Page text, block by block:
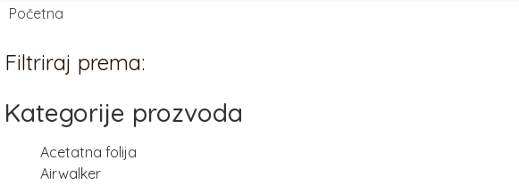
Početna
Filtriraj prema:
Kategorije prozvoda
Acetatna folija
Airwalker